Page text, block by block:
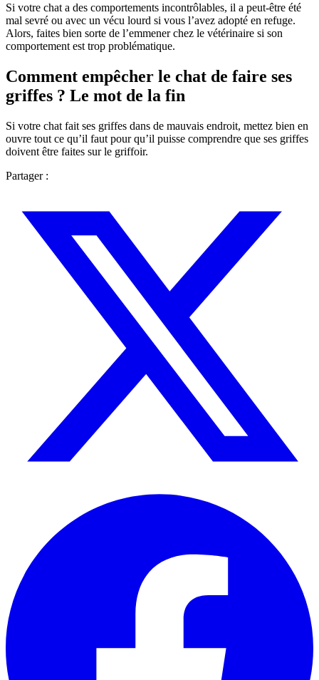
Si votre chat a des comportements incontrôlables, il a peut-être été
mal sevré ou avec un vécu lourd si vous l’avez adopté en refuge.
Alors, faites bien sorte de l’emmener chez le vétérinaire si son
comportement est trop problématique.
Comment empêcher le chat de faire ses
griffes ? Le mot de la fin
Si votre chat fait ses griffes dans de mauvais endroit, mettez bien en
ouvre tout ce qu’il faut pour qu’il puisse comprendre que ses griffes
doivent être faites sur le griffoir.
Partager :